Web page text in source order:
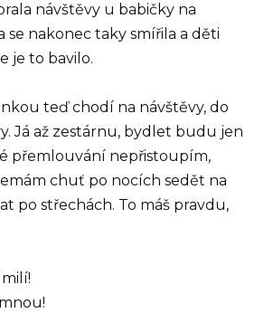
návštěvy u babičky na
se nakonec taky smířila a děti
je to bavilo.
teď chodí na návštěvy, do
Já až zestárnu, bydlet budu jen
přemlouvání nepřistoupím,
chuť po nocích sedět na
po střechách. To máš pravdu,